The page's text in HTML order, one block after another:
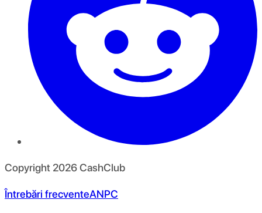
Copyright 2026CashClub
Întrebări frecventeANPC